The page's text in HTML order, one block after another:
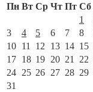
Пн Вт Ср Чт Пт Сб
1
3
4 5 6 7 8
10 11 12 13 14 15
17 18 19 20 21 22
24 25 26 27 28 29
31